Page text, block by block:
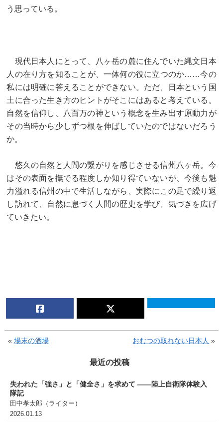
う思っている。
現代日本人にとって、八ヶ岳の麓に住んでいた縄文日本
人の在り方を知ることが、一体何の役に立つのか……今の
私には明確に答えることができない。ただ、日本という国
土に合った生き方のヒントがそこにはあると考えている。
自然を信仰し、八百万の神という概念を生み出す原動力が
その当時から少しずつ根を伸ばしていたのではないだろう
か。
悠久の自然と人間の繋がりを感じさせる信州八ヶ岳。今
はその表面を撫でる程度しか知り得ていないが、今後も魅
力溢れる信州の中で生活しながら、実際にこの足で繰り返
し訪れて、自然に息づく人間の歴史を学び、気づきを広げ
ていきたい。
« 場末の酒場 おむつの取れない日本人 »
最近の投稿
失われた「強さ」と「健全さ」を求めて ――陸上自衛隊体験入
隊記
田中孝太郎（ライター ）
2026.01.13